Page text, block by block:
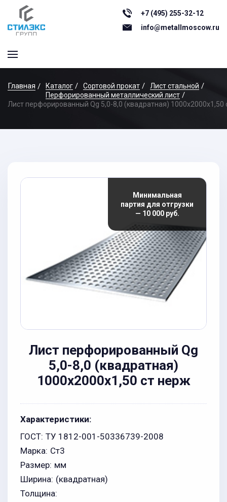
+7 (495) 255-32-12
info@metallmoscow.ru
Главная Каталог Сортовой прокат
Лист стальной
Перфорированный металлический лист
Лист перфорированный Qg 5,0-8,0 (квадратная) 1000х2000x1,50
Минимальная
партия для отгрузки
— 10 000 руб.
Лист перфорированный Qg
5,0-8,0 (квадратная)
1000х2000x1,50 ст нерж
Характеристики:
ГОСТ: ТУ 1812-001-50336739-2008
Марка: Ст3
Размер: мм
Ширина: (квадратная)
Толщина: